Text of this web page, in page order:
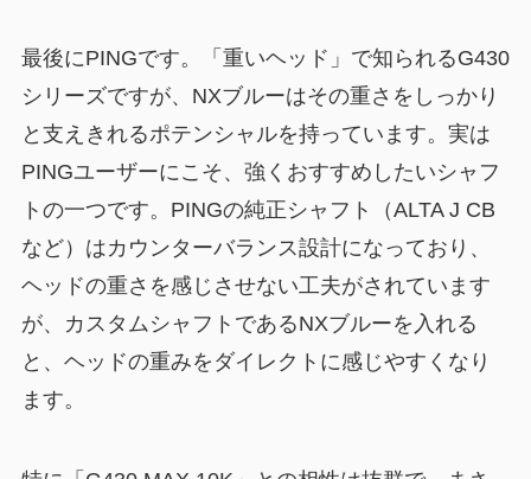
最後にPINGです。「重いヘッド」で知られるG430
シリーズですが、NXブルーはその重さをしっかり
と支えきれるポテンシャルを持っています。実は
PINGユーザーにこそ、強くおすすめしたいシャフ
トの一つです。PINGの純正シャフト（ALTA J CB
など）はカウンターバランス設計になっており、
ヘッドの重さを感じさせない工夫がされています
が、カスタムシャフトであるNXブルーを入れる
と、ヘッドの重みをダイレクトに感じやすくなり
ます。